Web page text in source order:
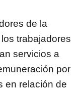
de la
trabajadores
servicios a
por
en relación de